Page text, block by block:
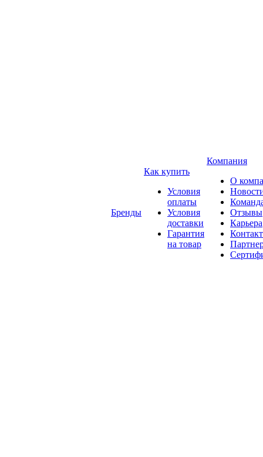
Бренды
Как купить
Условия
оплаты
Условия
доставки
Гарантия
на товар
Компания
О
Отзывы
Карьера